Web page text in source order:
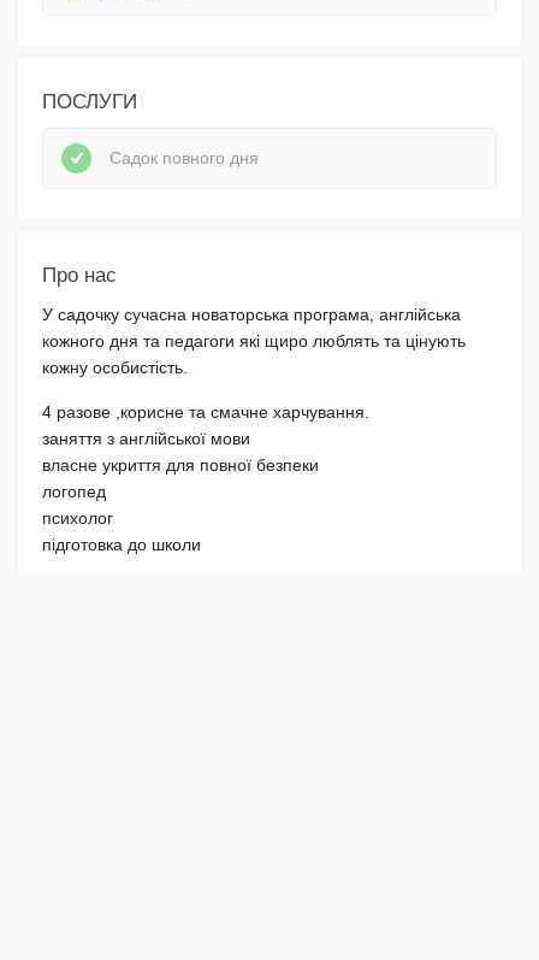
ПОСЛУГИ
Садок повного дня
Про нас
У садочку сучасна новаторська програма, англійська
кожного дня та педагоги які щиро люблять та цінують
кожну особистість.
4 разове ,корисне та смачне харчування.
заняття з англійської мови
власне укриття для повної безпеки
логопед
психолог
підготовка до школи